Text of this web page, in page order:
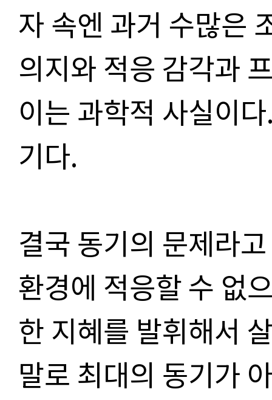
자 속엔 과거 수많은
의지와 적응 감각과
이는 과학적 사실이
기다.
결국 동기의 문제라
환경에 적응할 수 없
한 지혜를 발휘해서
말로 최대의 동기가